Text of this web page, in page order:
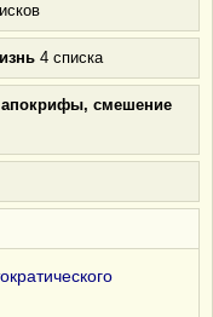
4 списка
смешение